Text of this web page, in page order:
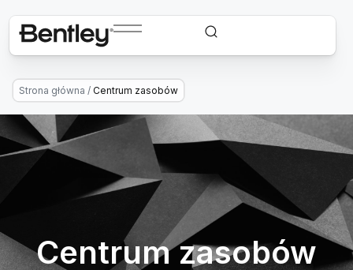
Strona główna / Centrum zasobów
Centrum zasobów